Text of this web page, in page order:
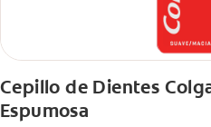
Cepillo de Dientes
Espumosa